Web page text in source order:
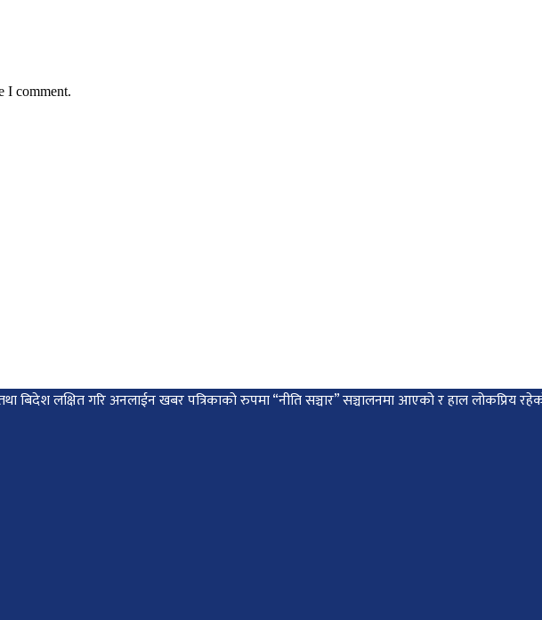
I comment.
तथा बिदेश लक्षित गरि अनलाईन खबर पत्रिकाको रुपमा “नीति सञ्चार” सञ्चालनमा आएको र हाल लोकप्रिय